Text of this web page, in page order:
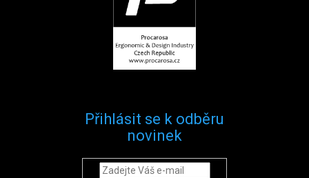
Přihlásit se k odběru
novinek